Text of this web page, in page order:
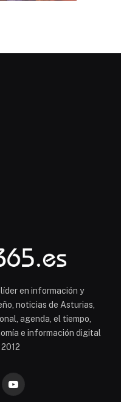
en información y
noticias de Asturias,
agenda, el tiempo,
e información digital
YouTube